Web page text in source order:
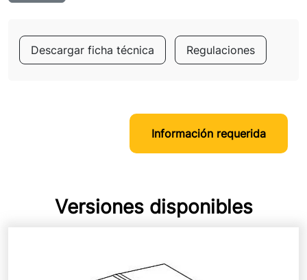
Descargar ficha técnica Regulaciones
Información requerida
Versiones disponibles